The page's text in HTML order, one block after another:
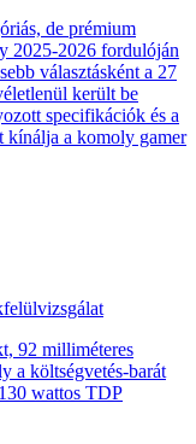
de prémium
2025-2026 fordulóján
választásként a 27
került be
specifikációk és a
kínálja a komoly gamer
92 milliméteres
a költségvetés-barát
wattos TDP